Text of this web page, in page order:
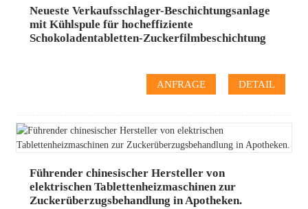
Neueste Verkaufsschlager-Beschichtungsanlage
mit Kühlspule für hocheffiziente
Schokoladentabletten-Zuckerfilmbeschichtung
ANFRAGE DETAIL
Führender chinesischer Hersteller von
elektrischen Tablettenheizmaschinen zur
Zuckerüberzugsbehandlung in Apotheken.